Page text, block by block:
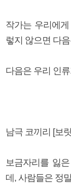
작가는 우리에
렇지 않으면 다
다음은 우리 인
남극 코끼리 [보
보금자리를 잃
데, 사람들은 정